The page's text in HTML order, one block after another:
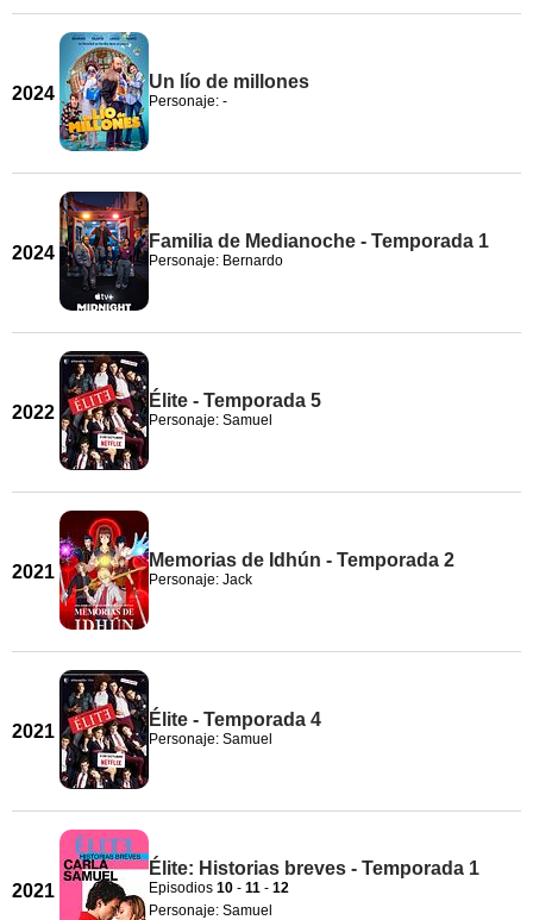
2024
Un lío de millones
Personaje: -
2024
Familia de Medianoche - Temporada 1
Personaje: Bernardo
2022
Élite - Temporada 5
Personaje: Samuel
2021
Memorias de Idhún - Temporada 2
Personaje: Jack
2021
Élite - Temporada 4
Personaje: Samuel
2021
Élite: Historias breves - Temporada 1
Episodios 10 - 11 - 12
Personaje: Samuel